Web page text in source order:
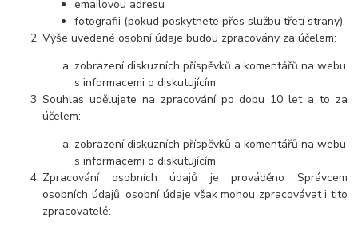
emailovou adresu
fotografii (pokud poskytnete přes službu třetí strany).
Výše uvedené osobní údaje budou zpracovány za účelem:
zobrazení diskuzních příspěvků a komentářů na webu
s informacemi o diskutujícím
Souhlas udělujete na zpracování po dobu 10 leta to za
účelem:
zobrazení diskuzních příspěvků a komentářů na webu
s informacemi o diskutujícím
Zpracování osobních údajů je prováděno Správcem
osobních údajů, osobní údaje však mohou zpracovávat i tito
zpracovatelé: